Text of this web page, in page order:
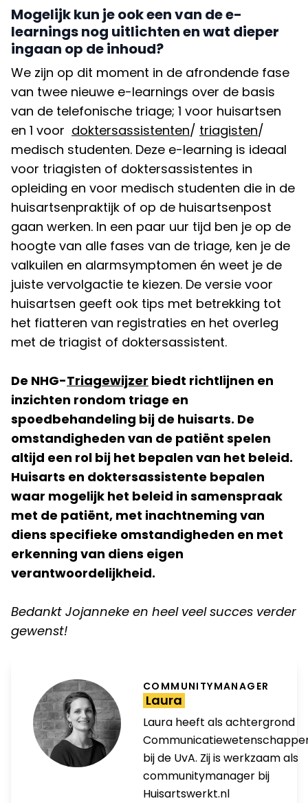
Mogelijk kun je ook een van de e-
learnings nog uitlichten en wat dieper
ingaan op de inhoud?
We zijn op dit moment in de afrondende fase
van twee nieuwe e-learnings over de basis
van de telefonische triage; 1 voor huisartsen
en 1 voor doktersassistenten/ triagisten/
medisch studenten. Deze e-learning is ideaal
voor triagisten of doktersassistentes in
opleiding en voor medisch studenten die in de
huisartsenpraktijk of op de huisartsenpost
gaan werken. In een paar uur tijd ben je op de
hoogte van alle fases van de triage, ken je de
valkuilen en alarmsymptomen én weet je de
juiste vervolgactie te kiezen. De versie voor
huisartsen geeft ook tips met betrekking tot
het fiatteren van registraties en het overleg
met de triagist of doktersassistent.
De NHG-Triagewijzer biedt richtlijnen en
inzichten rondom triage en
spoedbehandeling bij de huisarts. De
omstandigheden van de patiënt spelen
altijd een rol bij het bepalen van het beleid.
Huisarts en doktersassistente bepalen
waar mogelijk het beleid in samenspraak
met de patiënt, met inachtneming van
diens specifieke omstandigheden en met
erkenning van diens eigen
verantwoordelijkheid.
Bedankt Jojanneke en heel veel succes verder
gewenst!
COMMUNITYMANAGER
Laura
Laura heeft als achtergrond
bij de UvA. Zij is werkzaam als
communitymanager bij
Huisartswerkt.nl